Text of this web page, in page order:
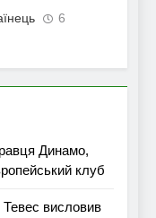
6
Динамо,
клуб
висловив